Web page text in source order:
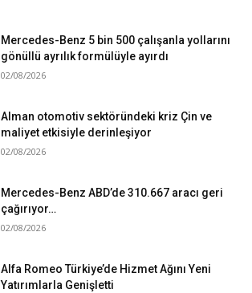
Mercedes-Benz 5 bin 500 çalışanla yollarını
gönüllü ayrılık formülüyle ayırdı
02/08/2026
Alman otomotiv sektöründeki kriz Çin ve
maliyet etkisiyle derinleşiyor
02/08/2026
Mercedes-Benz ABD’de 310.667 aracı geri
çağırıyor…
02/08/2026
Alfa Romeo Türkiye’de Hizmet Ağını Yeni
Yatırımlarla Genişletti